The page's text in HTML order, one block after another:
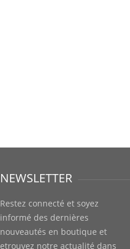
NEWSLETTER
Restez connecté et soyez
informé des dernières
nouveautés en boutique et
etrouvez notre actualité dans